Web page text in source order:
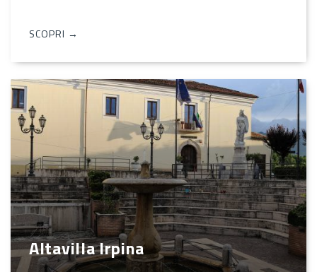
SCOPRI →
Altavilla Irpina